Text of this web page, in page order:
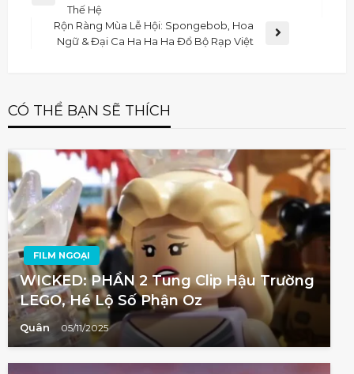
Thế Hệ
Rộn Ràng Mùa Lễ Hội: Spongebob, Hoa
Ngữ & Đại Ca Ha Ha Ha Đổ Bộ Rạp Việt
CÓ THỂ BẠN SẼ THÍCH
FILM NGOẠI
WICKED: PHẦN 2 Tung Clip Hậu Trường
LEGO, Hé Lộ Số Phận Oz
Quân 05/11/2025